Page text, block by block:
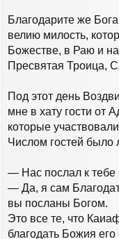
Благодарите же
велию милость,
Божестве, в Раю и
Пресвятая Троица,
Под этот день
мне в хату гости от
которые
Числом гостей было
— Нас послал к тебе
— Да, я сам
вы посланы Богом.
Это все те, что
благодать Божия